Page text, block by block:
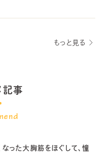
もっと見る
記事
った大胸筋をほぐして、憧